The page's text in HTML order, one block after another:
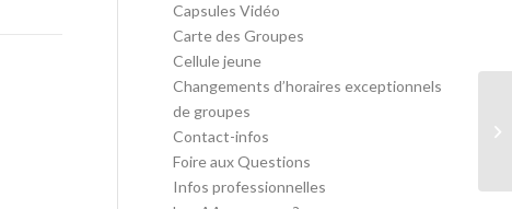
Capsules Vidéo
Carte des Groupes
Cellule jeune
Changements d’horaires exceptionnels
de groupes
Contact-infos
Foire aux Questions
Infos professionnelles